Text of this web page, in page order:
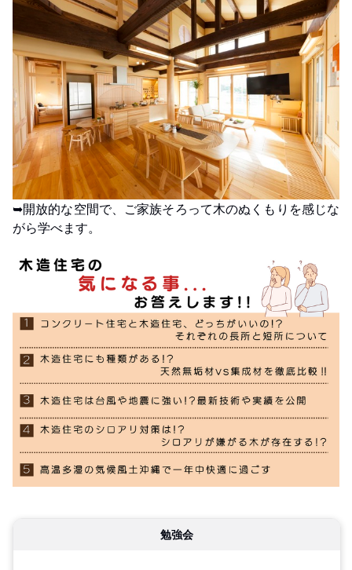
➥開放的な空間で、ご家族そろって木のぬくもりを感じな
がら学べます。
勉強会